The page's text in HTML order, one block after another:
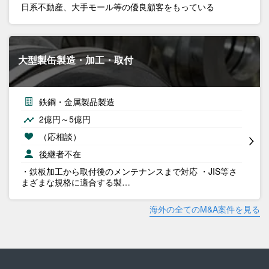
日系不動産、大手モール等の優良顧客をもっている
大型製缶製造・加工・取付
鉄鋼・金属製品製造
2億円～5億円
（応相談）
後継者不在
・鉄板加工から取付後のメンテナンスまで対応 ・JIS等さ
まざまな規格に適合する製…
海外の全てのM&A案件を見る